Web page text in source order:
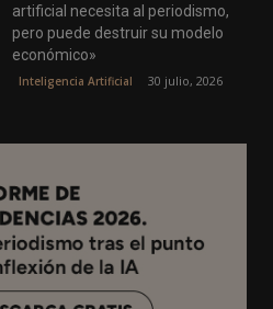
artificial necesita al periodismo,
pero puede destruir su modelo
económico»
Inteligencia Artificial 30 julio, 2026